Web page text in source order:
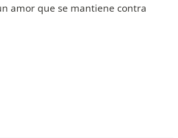
amor que se mantiene contra